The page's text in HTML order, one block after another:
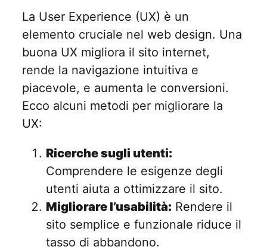
La User Experience (UX) è un
elemento cruciale nel web design. Una
buona UX migliora il sito internet,
rende la navigazione intuitiva e
piacevole, e aumenta le conversioni.
Ecco alcuni metodi per migliorare la
UX:
Ricerche sugli utenti:
Comprendere le esigenze degli
utenti aiuta a ottimizzare il sito.
Migliorare l’usabilità: Rendere il
sito semplice e funzionale riduce il
tasso di abbandono.